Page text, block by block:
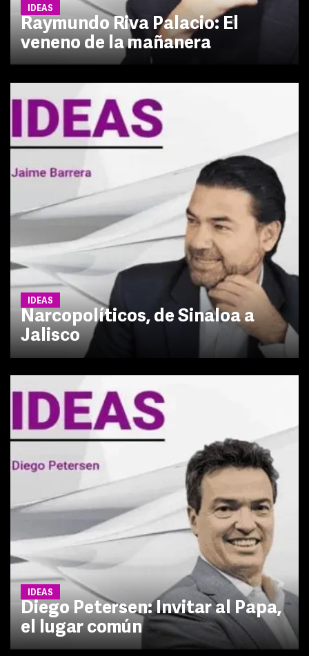
IDEAS
Raymundo Riva Palacio: El
veneno de la mañanera
IDEAS
Narcopolíticos, de Sinaloa a
Jalisco
IDEAS
Diego Petersen: Invitar al Papa,
el lugar común